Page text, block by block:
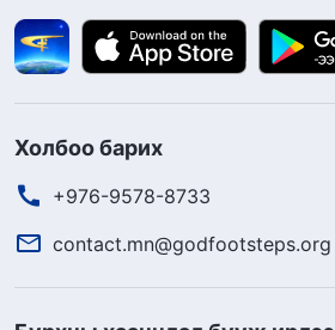
Холбоо барих
+976-9578-8733
contact.mn@godfootsteps.org